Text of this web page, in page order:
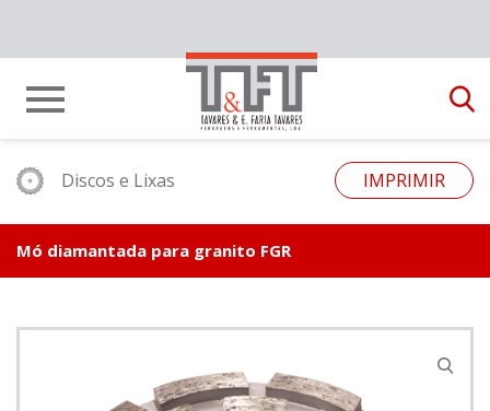
Discos e Lixas IMPRIMIR
Mó diamantada para granito FGR